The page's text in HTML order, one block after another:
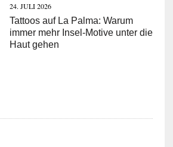
24. JULI 2026
Tattoos auf La Palma: Warum
immer mehr Insel-Motive unter die
Haut gehen